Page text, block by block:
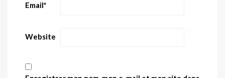
Email*
Website